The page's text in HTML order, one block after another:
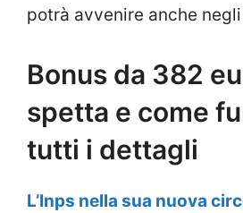
potrà avvenire anche
Bonus da 382
spetta e come
tutti i dettagli
L’Inps nella sua nuova